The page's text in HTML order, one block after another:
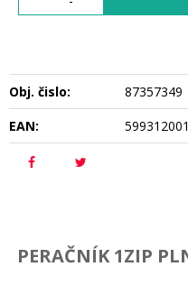
Obj. čislo:
87357349
EAN:
PERAČNÍK 1ZIP